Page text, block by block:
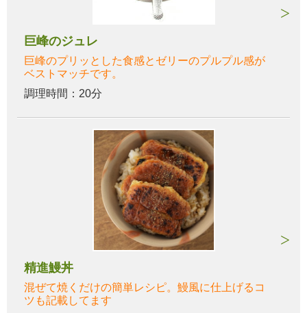
巨峰のジュレ
巨峰のプリッとした食感とゼリーのプルプル感が
ベストマッチです。
調理時間：20分
精進鰻丼
混ぜて焼くだけの簡単レシピ。鰻風に仕上げるコ
ツも記載してます